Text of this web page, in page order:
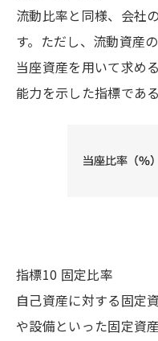
流動比率と同様、会社
す。ただし、流動資産
当座資産を用いて求め
能力を示した指標であ
指標10 固定比率
自己資産に対する固定
や設備といった固定資